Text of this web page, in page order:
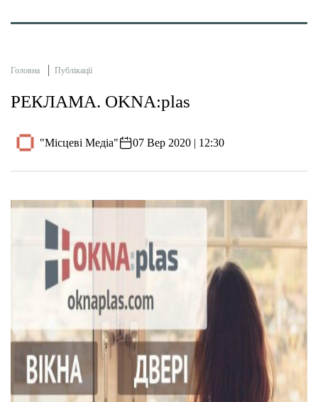
Головна Публікації
РЕКЛАМА. OKNA:plas
"Місцеві Медіа" 07 Вер 2020 | 12:30